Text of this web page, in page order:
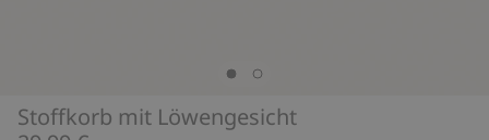
Stoffkorb mit Löwengesicht